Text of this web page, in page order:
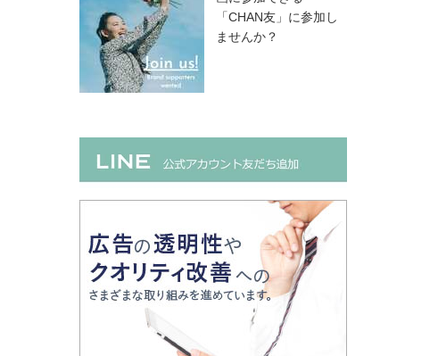
「CHAN友」に参加し
ませんか？